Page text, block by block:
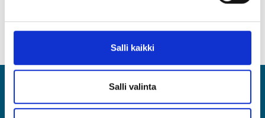
Salli kaikki
Salli valinta
ASIA